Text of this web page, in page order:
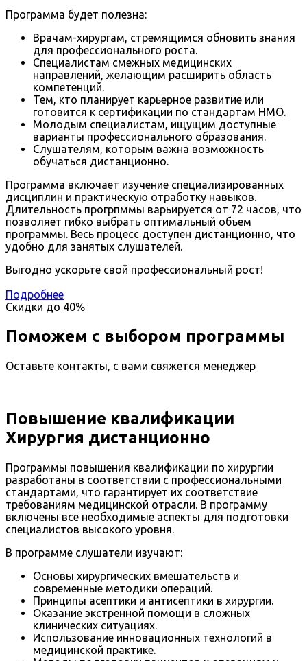
Программа будет полезна:
Врачам-хирургам, стремящимся обновить знания
для профессионального роста.
Специалистам смежных медицинских
направлений, желающим расширить область
компетенций.
Тем, кто планирует карьерное развитие или
готовится к сертификации по стандартам НМО.
Молодым специалистам, ищущим доступные
варианты профессионального образования.
Слушателям, которым важна возможность
обучаться дистанционно.
Программа включает изучение специализированных
дисциплин и практическую отработку навыков.
Длительность прогрпммы варьируется от 72 часов, что
позволяет гибко выбрать оптимальный объем
программы. Весь процесс доступен дистанционно, что
удобно для занятых слушателей.
Выгодно ускорьте свой профессиональный рост!
Подробнее
Скидки до 40%
Поможем с выбором программы
Оставьте контакты, с вами свяжется менеджер
Повышение квалификации
Хирургия дистанционно
Программы повышения квалификации по хирургии
разработаны в соответствии с профессиональными
стандартами, что гарантирует их соответствие
требованиям медицинской отрасли. В программу
включены все необходимые аспекты для подготовки
специалистов высокого уровня.
В программе слушатели изучают:
Основы хирургических вмешательств и
современные методики операций.
Принципы асептики и антисептики в хирургии.
Оказание экстренной помощи в сложных
клинических ситуациях.
Использование инновационных технологий в
медицинской практике.